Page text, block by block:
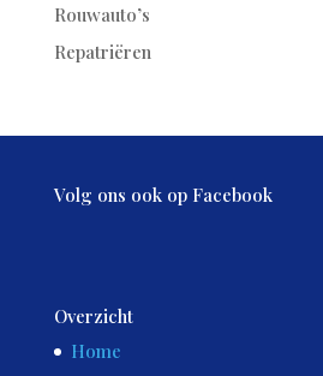
Rouwauto’s
Repatriëren
Volg ons ook op Facebook
Overzicht
Home